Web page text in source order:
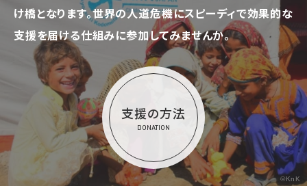
け橋となります。世界の人道危機にスピーディで効果的な
支援を届ける仕組みに参加してみませんか。
支援の方法
DONATION
©KnK